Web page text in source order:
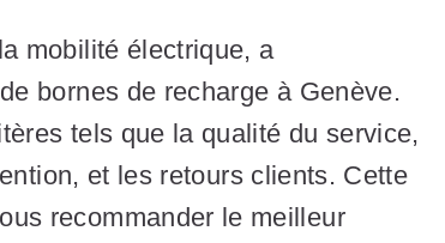
mobilité électrique, a
bornes de recharge à Genève.
tels que la qualité du service,
et les retours clients. Cette
recommander le meilleur